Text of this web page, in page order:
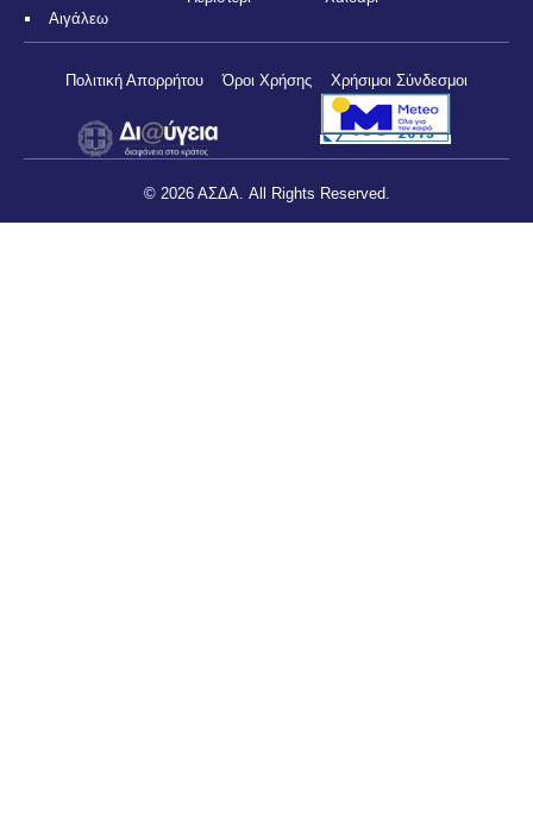
Αιγάλεω
Πολιτική Απορρήτου Όροι Χρήσης Χρήσιμοι Σύνδεσμοι
© 2026 ΑΣΔΑ. All Rights Reserved.